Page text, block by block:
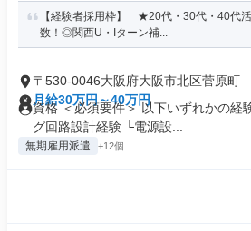
【経験者採用枠】 ★20代・30代・40代
数！◎関西U・Iターン補...
〒530-0046大阪府大阪市北区菅原町
月給30万円～40万円
資格 ＜必須要件＞ 以下いずれかの経
グ回路設計経験 └電源設...
無期雇用派遣 +12個